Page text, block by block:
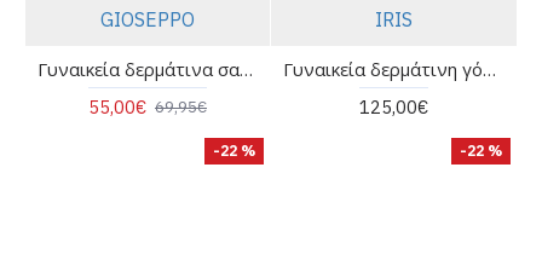
GIOSEPPO
Γυναικεία δερμάτινα σανδάλια animal print - Gioseppo mumias 78192
55,00€ 69,95€
IRIS
Γυναικεία δερμάτινη γόβα με λεπτομέρεια στο μπροστινό μέρος - IRIS 854
125,00€
-22 % -22 %